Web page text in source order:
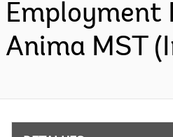
Employment
Anima MST